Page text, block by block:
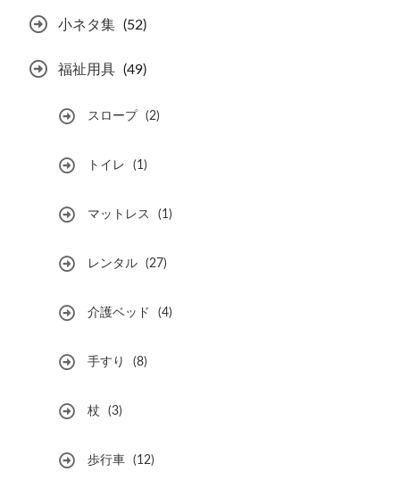
小ネタ集 (52)
福祉用具 (49)
スロープ (2)
トイレ (1)
マットレス (1)
レンタル (27)
介護ベッド (4)
手すり (8)
杖 (3)
歩行車 (12)